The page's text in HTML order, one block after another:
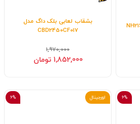
بشقاب لعابی بلک داگ مدل
CBD2450CF017
1,970,000
1,852,000 تومان
6%
6% اورجینال